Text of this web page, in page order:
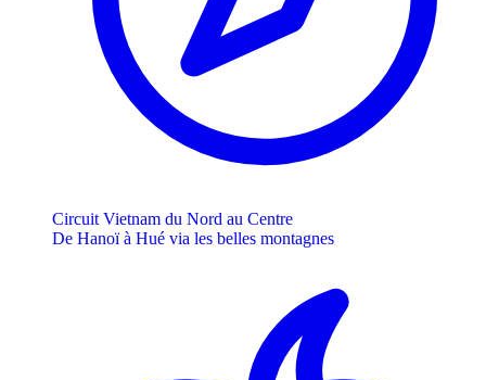
Circuit Vietnam du Nord au Centre
De Hanoï à Hué via les belles montagnes